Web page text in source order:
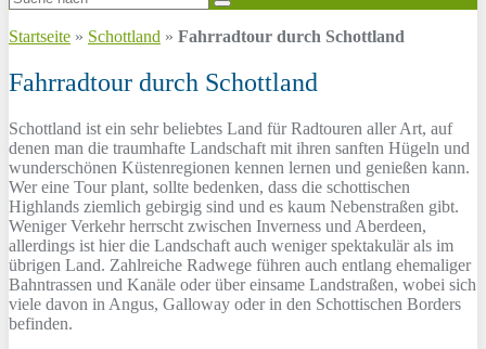
Startseite » Schottland » Fahrradtour durch Schottland
Fahrradtour durch Schottland
Schottland ist ein sehr beliebtes Land für Radtouren aller Art, auf
denen man die traumhafte Landschaft mit ihren sanften Hügeln und
wunderschönen Küstenregionen kennen lernen und genießen kann.
Wer eine Tour plant, sollte bedenken, dass die schottischen
Highlands ziemlich gebirgig sind und es kaum Nebenstraßen gibt.
Weniger Verkehr herrscht zwischen Inverness und Aberdeen,
allerdings ist hier die Landschaft auch weniger spektakulär als im
übrigen Land. Zahlreiche Radwege führen auch entlang ehemaliger
Bahntrassen und Kanäle oder über einsame Landstraßen, wobei sich
viele davon in Angus, Galloway oder in den Schottischen Borders
befinden.